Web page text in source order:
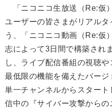
「ニコニコ生放送（Re:仮
ユーザーの皆さまがリアルタ
う、「ニコニコ動画（Re:仮
志によって3日間で構築され
し、ライブ配信番組の視聴
最低限の機能を備えたバー
単一チャンネルからスター
信中の『サイバー攻撃から